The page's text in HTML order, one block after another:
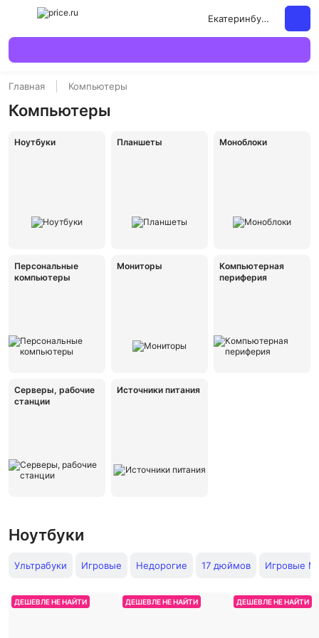
Екатеринбург
Главная Компьютеры
Компьютеры
Ноутбуки Планшеты Моноблоки
Персональные
компьютеры
Мониторы
Компьютерная
периферия
Серверы, рабочие
станции
Источники питания
Ноутбуки
Ультрабуки Игровые Недорогие 17 дюймов Игровые
ДЕШЕВЛЕ НЕ НАЙТИ ДЕШЕВЛЕ НЕ НАЙТИ ДЕШЕВЛЕ НЕ НАЙТИ